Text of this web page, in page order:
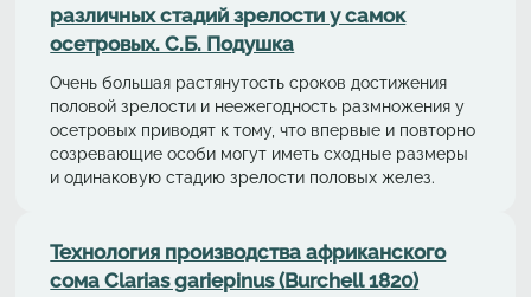
различных стадий зрелости у самок
осетровых. С.Б. Подушка
Очень большая растянутость сроков достижения
половой зрелости и неежегодность размножения у
осетровых приводят к тому, что впервые и повторно
созревающие особи могут иметь сходные размеры
и одинаковую стадию зрелости половых желез.
Технология производства африканского
сома Clarias gariepinus (Burchell 1820)